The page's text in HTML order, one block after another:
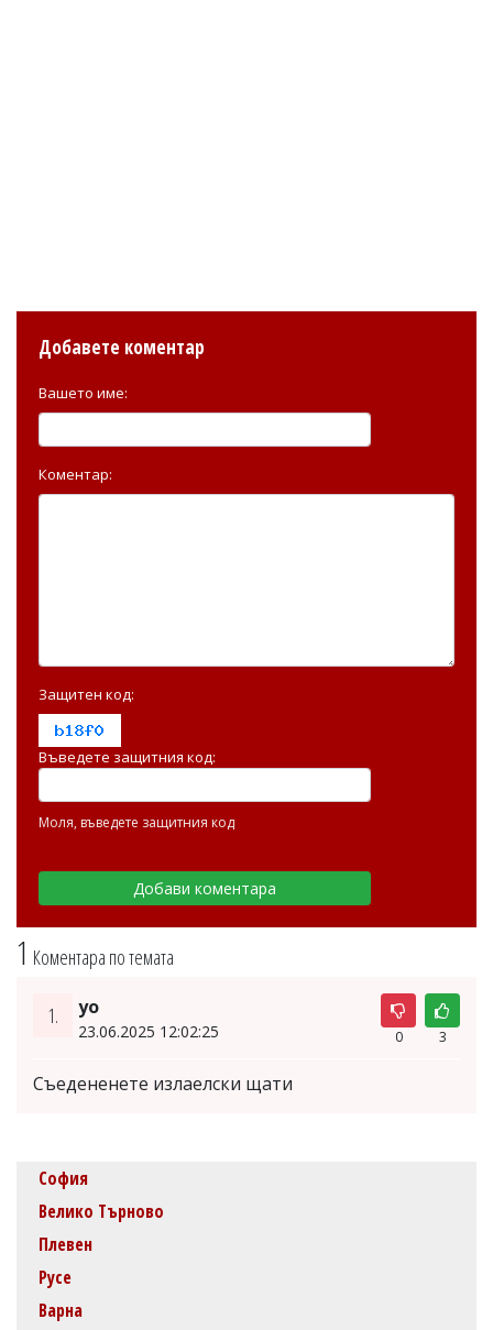
1 Коментара по темата
1. yo
23.06.2025 12:02:25 0 3
Съедененете излаелски щати
Добавете коментар
Вашето име:
Коментар:
Защитен код:
Въведете защитния код:
Моля, въведете защитния код
София
Велико Търново
Плевен
Русе
Варна